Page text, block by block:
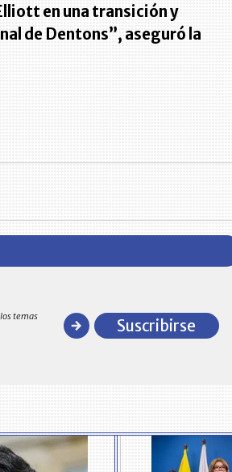
en una transición y
de Dentons”, aseguró la
temas
comportamiento general y detallado de las
en ventas en ColombiaSuscribirse